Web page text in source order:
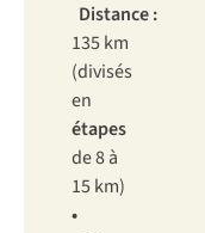
Distance :
135 km
(divisés
en
étapes
de 8 à
15 km)
•